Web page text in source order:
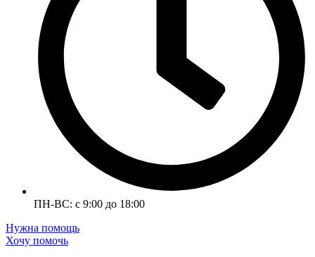
ПН-ВС: с 9:00 до 18:00
Нужна помощь
Хочу помочь